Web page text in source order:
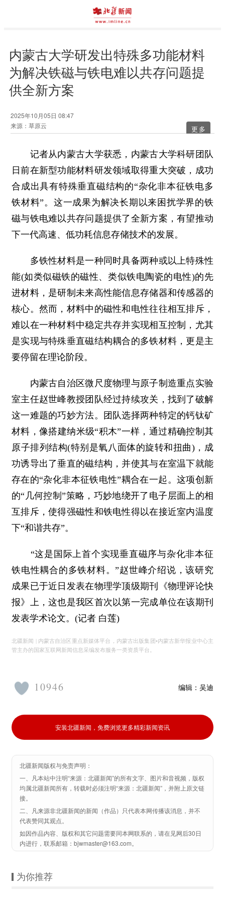
内蒙古大学研发出特殊多功能材料
为解决铁磁与铁电难以共存问题提
供全新方案
2025年10月05日 08:47
来源：草原云
更多
记者从内蒙古大学获悉，内蒙古大学科研团队
日前在新型功能材料研发领域取得重大突破，成功
合成出具有特殊垂直磁结构的“杂化非本征铁电多
铁材料”。这一成果为解决长期以来困扰学界的铁
磁与铁电难以共存问题提供了全新方案，有望推动
下一代高速、低功耗信息存储技术的发展。
多铁性材料是一种同时具备两种或以上特殊性
能(如类似磁铁的磁性、类似铁电陶瓷的电性)的先
进材料，是研制未来高性能信息存储器和传感器的
核心。然而，材料中的磁性和电性往往相互排斥，
难以在一种材料中稳定共存并实现相互控制，尤其
是实现与特殊垂直磁结构耦合的多铁材料，更是主
要停留在理论阶段。
内蒙古自治区微尺度物理与原子制造重点实验
室主任赵世峰教授团队经过持续攻关，找到了破解
这一难题的巧妙方法。团队选择两种特定的钙钛矿
材料，像搭建纳米级“积木”一样，通过精确控制其
原子排列结构(特别是氧八面体的旋转和扭曲)，成
功诱导出了垂直的磁结构，并使其与在室温下就能
存在的“杂化非本征铁电性”耦合在一起。这项创新
的“几何控制”策略，巧妙地绕开了电子层面上的相
互排斥，使得强磁性和铁电性得以在接近室内温度
下“和谐共存”。
“这是国际上首个实现垂直磁序与杂化非本征
铁电性耦合的多铁材料。”赵世峰介绍说，该研究
成果已于近日发表在物理学顶级期刊《物理评论快
报》上，这也是我区首次以第一完成单位在该期刊
发表学术论文。 (记者 白莲)
北疆新闻 | 内蒙古自治区重点新媒体平台，内蒙古出版集团•内蒙古新华报业中心主
管主办的国家互联网新闻信息采编发布服务一类资质平台。
编辑： 吴迪
10946
安装北疆新闻，免费浏览更多精彩新闻资讯
北疆新闻版权与免责声明：
一、凡本站中注明“来源：北疆新闻”的所有文字、图片和音视频，版权
均属北疆新闻所有，转载时必须注明“来源：北疆新闻”，并附上原文链
接。
二、凡来源非北疆新闻的新闻（作品）只代表本网传播该消息，并不
代表赞同其观点。
如因作品内容、版权和其它问题需要同本网联系的，请在见网后30日
内进行，联系邮箱：bjwmaster@163.com。
为你推荐